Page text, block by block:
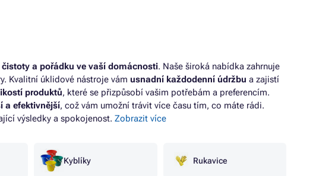
a pořádku ve vaší domácnosti. Naše široká nabídka zahrnuje
Kvalitní úklidové nástroje vám usnadní každodenní údržbu a zajistí
produktů, které se přizpůsobí vašim potřebám a preferencím.
a efektivnější, což vám umožní trávit více času tím, co máte rádi.
výsledky a spokojenost. Zobrazit více
Kyblíky Rukavice